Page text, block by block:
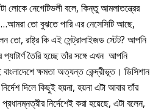
লোকে নেগেটিভলী বলে, কিন্তু আমলাতন্ত্রের
তো বুঝতে পারি এর নেসেসিটি আছে,
তো, রাষ্ট্র কি এই সেন্ট্রালাইজড স্টেট? আপনি
তৈরি হচ্ছে তাঁর সঙ্গে এখন আপনি
ক্ষমতা অত্যন্ত কেন্দ্রীভূত। ডিসিশান
দিলে কিছুই হয়না, হয়না এটা আবার তাঁর
নির্দেশেই করা হয়েছে, এটা বলেন,